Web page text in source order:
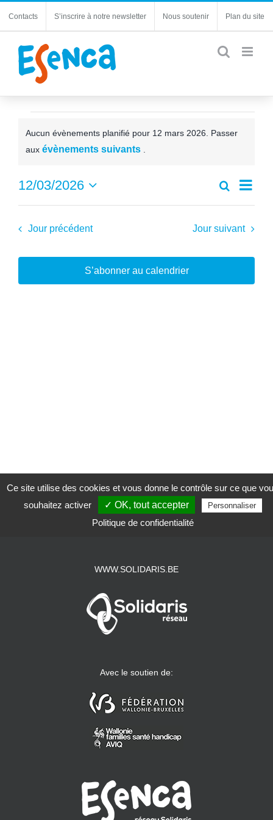
Contacts S’inscrire à notre newsletter Nous soutenir Plan du site
for
mars
2026
Notice
Aucun évènements planifié pour 12 mars 2026. Passer
aux évènements suivants
et
vues
Recherche
Jour
12/03/2026
Sélectionnez
date.
Jour précédent Jour suivant
S’abonner au calendrier
WWW.SOLIDARIS.BE
Avec le soutien de:
Ce site utilise des cookies et vous donne le contrôle sur ce que
souhaitez activer
✓ OK, tout accepter Personnaliser
Politique de confidentialité